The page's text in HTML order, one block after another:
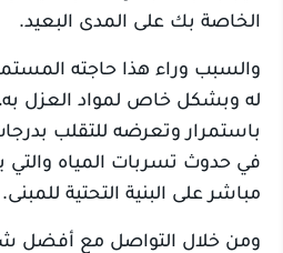
الخاصة بك على المدى البعيد.
والسبب وراء هذا حاجته
له وبشكل خاص لمواد العزل به،
باستمرار وتعرضه للتقلب
في حدوث تسربات المياه والتي
مباشر على البنية التحتية للمبنى.
ومن خلال التواصل مع أفضل